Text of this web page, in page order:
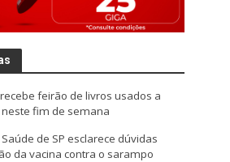
feirão de livros usados a
neste fim de semana
de SP esclarece dúvidas
da vacina contra o sarampo